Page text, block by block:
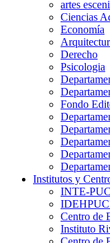
artes
Ciencias
Economía
Derecho
Psicologia
Fondo
Institutos y
INTE-
Centro de
Instituto